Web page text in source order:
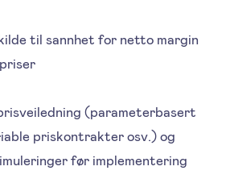
til sannhet for netto margin
(parameterbasert
priskontrakter osv.) og
før implementering